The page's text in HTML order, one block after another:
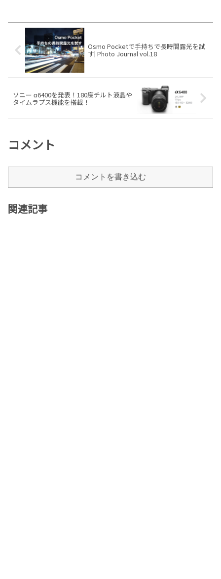
いるので）関連▼G5 X Mark IIを
ゴミがファインダーの中に
Osmo Pocketで手持ちで長時間露光を試
す| Photo Journal vol.18
ソニー α6400を発表！180度チルト液晶や
タイムラプス機能を搭載！
コメント
コメントを書き込む
関連記事